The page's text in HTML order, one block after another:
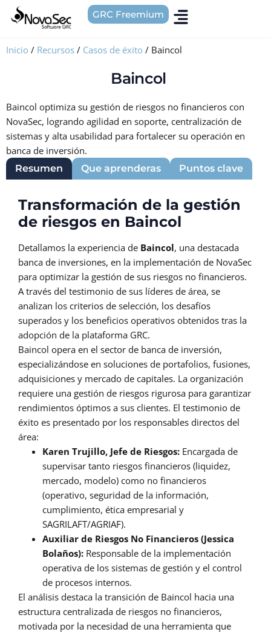
GRC Freemium
Inicio / Recursos / Casos de éxito / Baincol
Baincol
Baincol optimiza su gestión de riesgos no financieros con
NovaSec, logrando agilidad en soporte, centralización de
sistemas y alta usabilidad para fortalecer su operación en
banca de inversión.
Resumen Que aprenderas Puntos clave
Transformación de la gestión
de riesgos en Baincol
Detallamos la experiencia de Baincol, una destacada
banca de inversiones, en la implementación de NovaSec
para optimizar la gestión de sus riesgos no financieros.
A través del testimonio de sus líderes de área, se
analizan los criterios de selección, los desafíos
superados y los beneficios operativos obtenidos tras la
adopción de la plataforma GRC.
Baincol opera en el sector de banca de inversión,
especializándose en soluciones de portafolios, fusiones,
adquisiciones y mercado de capitales. La organización
requiere una gestión de riesgos rigurosa para garantizar
rendimientos óptimos a sus clientes. El testimonio de
éxito es presentado por los responsables directos del
área:
Karen Trujillo, Jefe de Riesgos: Encargada de
supervisar tanto riesgos financieros (liquidez,
mercado, modelo) como no financieros
(operativo, seguridad de la información,
cumplimiento, ética empresarial y
SAGRILAFT/AGRIAF).
Auxiliar de Riesgos No Financieros (Jessica
Bolaños): Responsable de la implementación
operativa de los sistemas de gestión y el control
de procesos internos.
El análisis destaca la transición de Baincol hacia una
estructura centralizada de riesgos no financieros,
motivada por la necesidad de una herramienta que